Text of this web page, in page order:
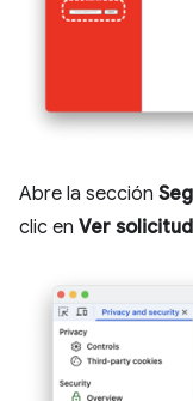
Abre la sección
clic en Ver